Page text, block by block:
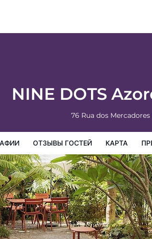
NINE DOTS
76 Rua dos Mercadores
ОТЗЫВЫ ГОСТЕЙ КАРТА
Boutique Hotel